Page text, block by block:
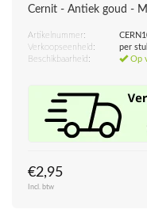
Cernit - Antiek goud -
Artikelnummer:
Verkoopseenheid:
per
Beschikbaarheid:
Op
€2,95
Incl. btw